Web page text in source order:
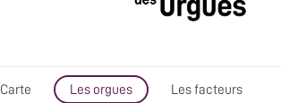
Carte Les orgues Les facteurs